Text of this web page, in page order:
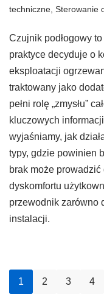
techniczne Sterowanie
Czujnik podłogowy
praktyce decyduje o
eksploatacji
traktowany jako
pełni rolę „zmysłu”
kluczowych
wyjaśniamy, jak
typy, gdzie powinien
brak może prowadzić
dyskomfortu
przewodnik zarówno
instalacji.
1 2 3 4